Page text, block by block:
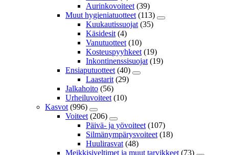
Aurinkovoiteet (39)
Muut hygieniatuotteet (113)
Kuukautissuojat (35)
Käsidesit (4)
Vanutuotteet (10)
Kosteuspyyhkeet (19)
Inkontinenssisuojat (19)
Ensiaputuotteet (40)
Laastarit (29)
Jalkahoito (56)
Urheiluvoiteet (10)
Kasvot (996)
Voiteet (206)
Päivä- ja yövoiteet (107)
Silmänympärysvoiteet (18)
Huulirasvat (48)
Meikkisiveltimet ja muut tarvikkeet (73)